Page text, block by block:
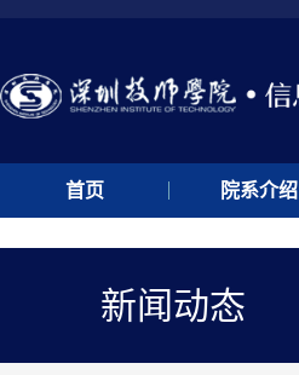
首页 院系介绍
新闻动态